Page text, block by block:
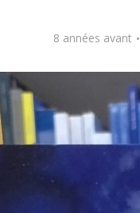
8 années avant